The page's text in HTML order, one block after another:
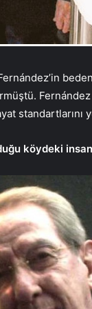
standartlarını
köydeki